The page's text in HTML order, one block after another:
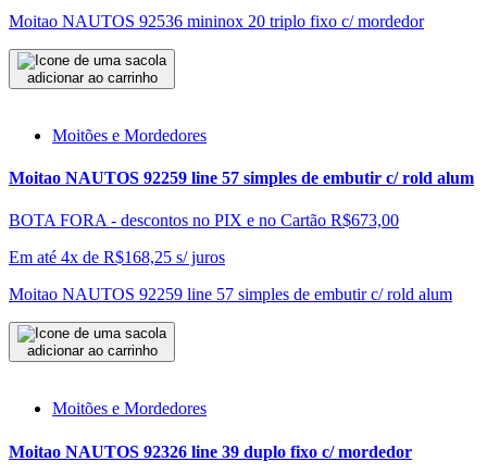
Moitao NAUTOS 92536 mininox 20 triplo fixo c/ mordedor
adicionar ao carrinho
Moitões e Mordedores
Moitao NAUTOS 92259 line 57 simples de embutir c/ rold alum
BOTA FORA - descontos no PIX e no Cartão R$673,00
Em até 4x de R$168,25 s/ juros
Moitao NAUTOS 92259 line 57 simples de embutir c/ rold alum
adicionar ao carrinho
Moitões e Mordedores
Moitao NAUTOS 92326 line 39 duplo fixo c/ mordedor